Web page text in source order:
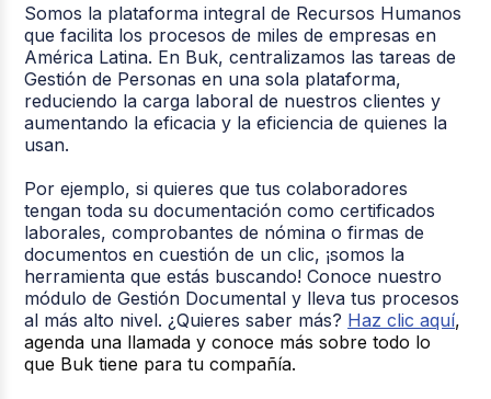
Somos la plataforma integral de Recursos Humanos
que facilita los procesos de miles de empresas en
América Latina. En Buk, centralizamos las tareas de
Gestión de Personas en una sola plataforma,
reduciendo la carga laboral de nuestros clientes y
aumentando la eficacia y la eficiencia de quienes la
usan.
Por ejemplo, si quieres que tus colaboradores
tengan toda su documentación como certificados
laborales, comprobantes de nómina o firmas de
documentos en cuestión de un clic, ¡somos la
herramienta que estás buscando! Conoce nuestro
módulo de Gestión Documental y lleva tus procesos
al más alto nivel. ¿Quieres saber más? Haz clic aquí,
agenda una llamada y conoce más sobre todo lo
que Buk tiene para tu compañía.